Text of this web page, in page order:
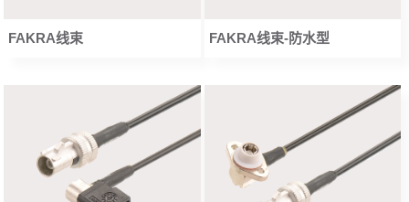
FAKRA线束 FAKRA线束-防水型